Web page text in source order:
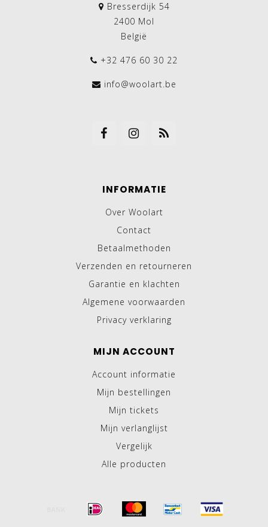
Bresserdijk 54
2400 Mol
België
+32 476 60 30 22
info@woolart.be
INFORMATIE
Over Woolart
Contact
Betaalmethoden
Verzenden en retourneren
Garantie en klachten
Algemene voorwaarden
Privacy verklaring
MIJN ACCOUNT
Account informatie
Mijn bestellingen
Mijn tickets
Mijn verlanglijst
Vergelijk
Alle producten